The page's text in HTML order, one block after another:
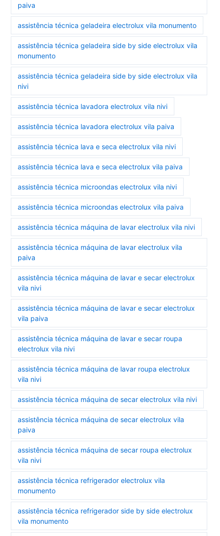
paiva
assistência técnica geladeira electrolux vila monumento
assistência técnica geladeira side by side electrolux vila
monumento
assistência técnica geladeira side by side electrolux vila
nivi
assistência técnica lavadora electrolux vila nivi
assistência técnica lavadora electrolux vila paiva
assistência técnica lava e seca electrolux vila nivi
assistência técnica lava e seca electrolux vila paiva
assistência técnica microondas electrolux vila nivi
assistência técnica microondas electrolux vila paiva
assistência técnica máquina de lavar electrolux vila nivi
assistência técnica máquina de lavar electrolux vila
paiva
assistência técnica máquina de lavar e secar electrolux
vila nivi
assistência técnica máquina de lavar e secar electrolux
vila paiva
assistência técnica máquina de lavar e secar roupa
electrolux vila nivi
assistência técnica máquina de lavar roupa electrolux
vila nivi
assistência técnica máquina de secar electrolux vila nivi
assistência técnica máquina de secar electrolux vila
paiva
assistência técnica máquina de secar roupa electrolux
vila nivi
assistência técnica refrigerador electrolux vila
monumento
assistência técnica refrigerador side by side electrolux
vila monumento